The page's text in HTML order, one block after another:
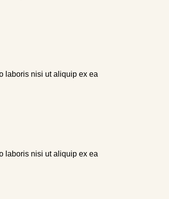
laboris nisi ut aliquip ex ea
laboris nisi ut aliquip ex ea